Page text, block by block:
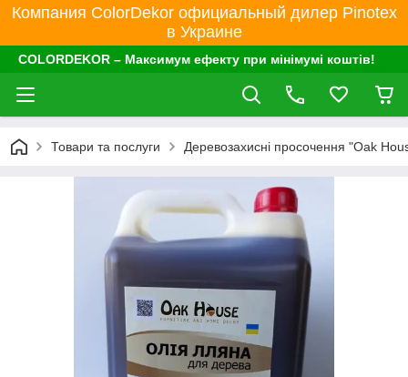
Компания ColorDekor официальный дилер Pinotex
в Украине
COLORDEKOR – Максимум ефекту при мінімумі коштів!
Товари та послуги Деревозахисні просочення "Oak